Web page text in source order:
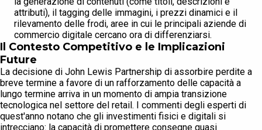
attributi), il tagging delle immagini, i prezzi dinamici e il
rilevamento delle frodi, aree in cui le principali aziende di
commercio digitale cercano ora di differenziarsi.
Il Contesto Competitivo e le Implicazioni
Future
La decisione di John Lewis Partnership di assorbire perdite a
breve termine a favore di un rafforzamento delle capacità a
lungo termine arriva in un momento di ampia transizione
tecnologica nel settore del retail. I commenti degli esperti di
quest'anno notano che gli investimenti fisici e digitali si
intrecciano: la capacità di promettere consegne quasi